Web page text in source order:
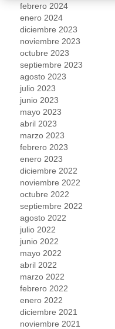
febrero 2024
enero 2024
diciembre 2023
noviembre 2023
octubre 2023
septiembre 2023
agosto 2023
julio 2023
junio 2023
mayo 2023
abril 2023
marzo 2023
febrero 2023
enero 2023
diciembre 2022
noviembre 2022
octubre 2022
septiembre 2022
agosto 2022
julio 2022
junio 2022
mayo 2022
abril 2022
marzo 2022
febrero 2022
enero 2022
diciembre 2021
noviembre 2021